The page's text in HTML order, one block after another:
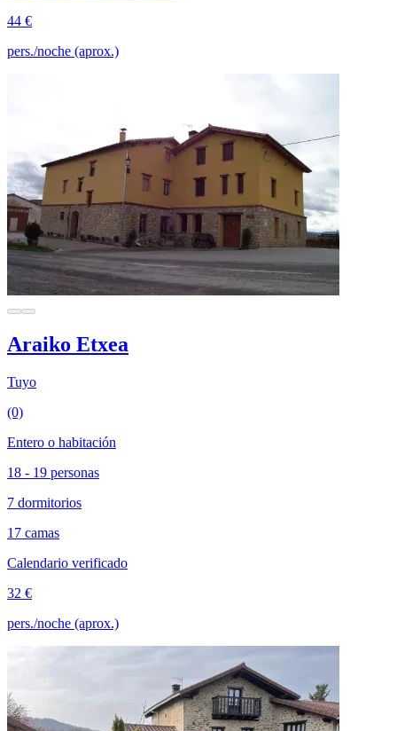
44 €
pers./noche (aprox.)
Araiko Etxea
Tuyo
(0)
Entero o habitación
18 - 19 personas
7 dormitorios
17 camas
Calendario verificado
32 €
pers./noche (aprox.)